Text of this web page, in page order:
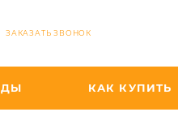
ЗАКАЗАТЬ ЗВОНОК
КАК КУПИТЬ